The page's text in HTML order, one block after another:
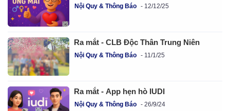
Nội Quy & Thông Báo 12/12/25
Ra mắt - CLB Độc Thân Trung Niên
Nội Quy & Thông Báo 11/1/25
Ra mắt - App hẹn hò IUDI
Nội Quy & Thông Báo 26/9/24